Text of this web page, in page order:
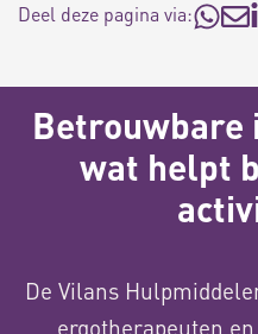
Deel deze pagina via:
wat helpt
De Vilans
ergotherapeuten